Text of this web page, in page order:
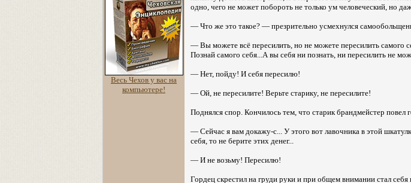
Весь Чехов у вас на
компьютере!
одно, чего не может побороть не только ум человеческий, но
— Что же это такое? — презрительно усмехнулся
— Вы можете всё пересилить, но не можете пересилить самого
Познай самого себя...А вы себя ни познать, ни пересилить не
— Нет, пойду! И себя пересилю!
— Ой, не пересилите! Верьте старику, не пересилите!
Поднялся спор. Кончилось тем, что старик брандмейстер повел
— Сейчас я вам докажу-с... У этого вот лавочника в этой
себя, то не берите этих денег...
— И не возьму! Пересилю!
Гордец скрестил на груди руки и при общем внимании стал